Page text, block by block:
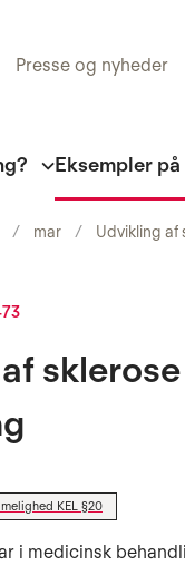
Presse og nyheder
Eksempler
mar Udvikling af
KEL §20
i medicinsk